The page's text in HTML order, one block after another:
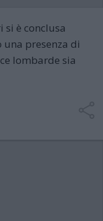
si è conclusa
presenza di
lombarde sia